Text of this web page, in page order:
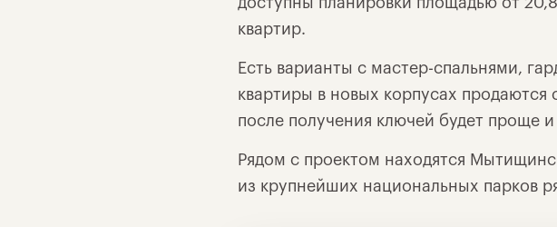
квартир.
Есть варианты с мастер-спальнями,
квартиры в новых корпусах продаются
после получения ключей будет проще
Рядом с проектом находятся
из крупнейших национальных парков